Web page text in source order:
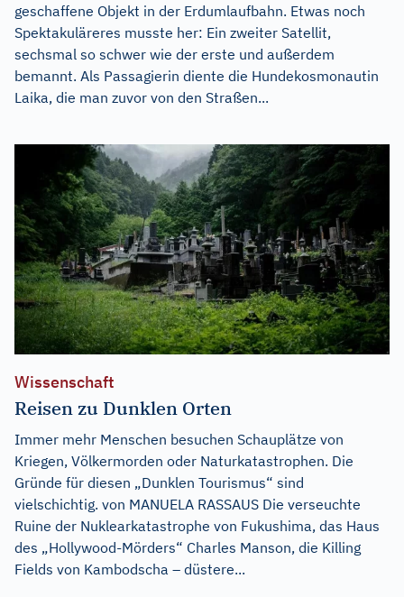
geschaffene Objekt in der Erdumlaufbahn. Etwas noch
Spektakuläreres musste her: Ein zweiter Satellit,
sechsmal so schwer wie der erste und außerdem
bemannt. Als Passagierin diente die Hundekosmonautin
Laika, die man zuvor von den Straßen...
Wissenschaft
Reisen zu Dunklen Orten
Immer mehr Menschen besuchen Schauplätze von
Kriegen, Völkermorden oder Naturkatastrophen. Die
Gründe für diesen „Dunklen Tourismus“ sind
vielschichtig. von MANUELA RASSAUS Die verseuchte
Ruine der Nuklearkatastrophe von Fukushima, das Haus
des „Hollywood-Mörders“ Charles Manson, die Killing
Fields von Kambodscha – düstere...